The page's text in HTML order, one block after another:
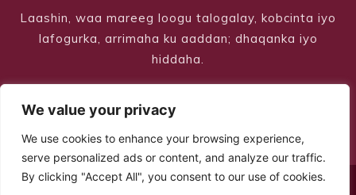
We value your privacy
We use cookies to enhance your browsing experience,
serve personalized ads or content, and analyze our traffic.
By clicking "Accept All", you consent to our use of cookies.
Laashin, waa mareeg loogu talogalay, kobcinta iyo
lafogurka, arrimaha ku aaddan; dhaqanka iyo
hiddaha.
© Copyright 2026 – Laashin. All Rights Reserved